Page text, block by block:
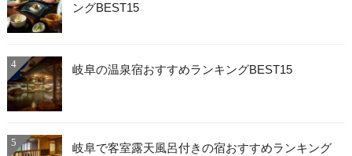
ングBEST15
4 岐阜の温泉宿おすすめランキングBEST15
5
岐阜で客室露天風呂付きの宿おすすめランキング